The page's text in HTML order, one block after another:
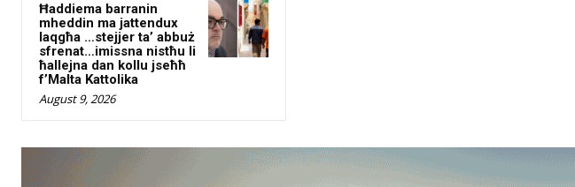
Ħaddiema barranin
mheddin ma jattendux
laqgħa …stejjer ta’ abbuż
sfrenat…imissna nistħu li
ħallejna dan kollu jseħħ
f’Malta Kattolika
August 9, 2026